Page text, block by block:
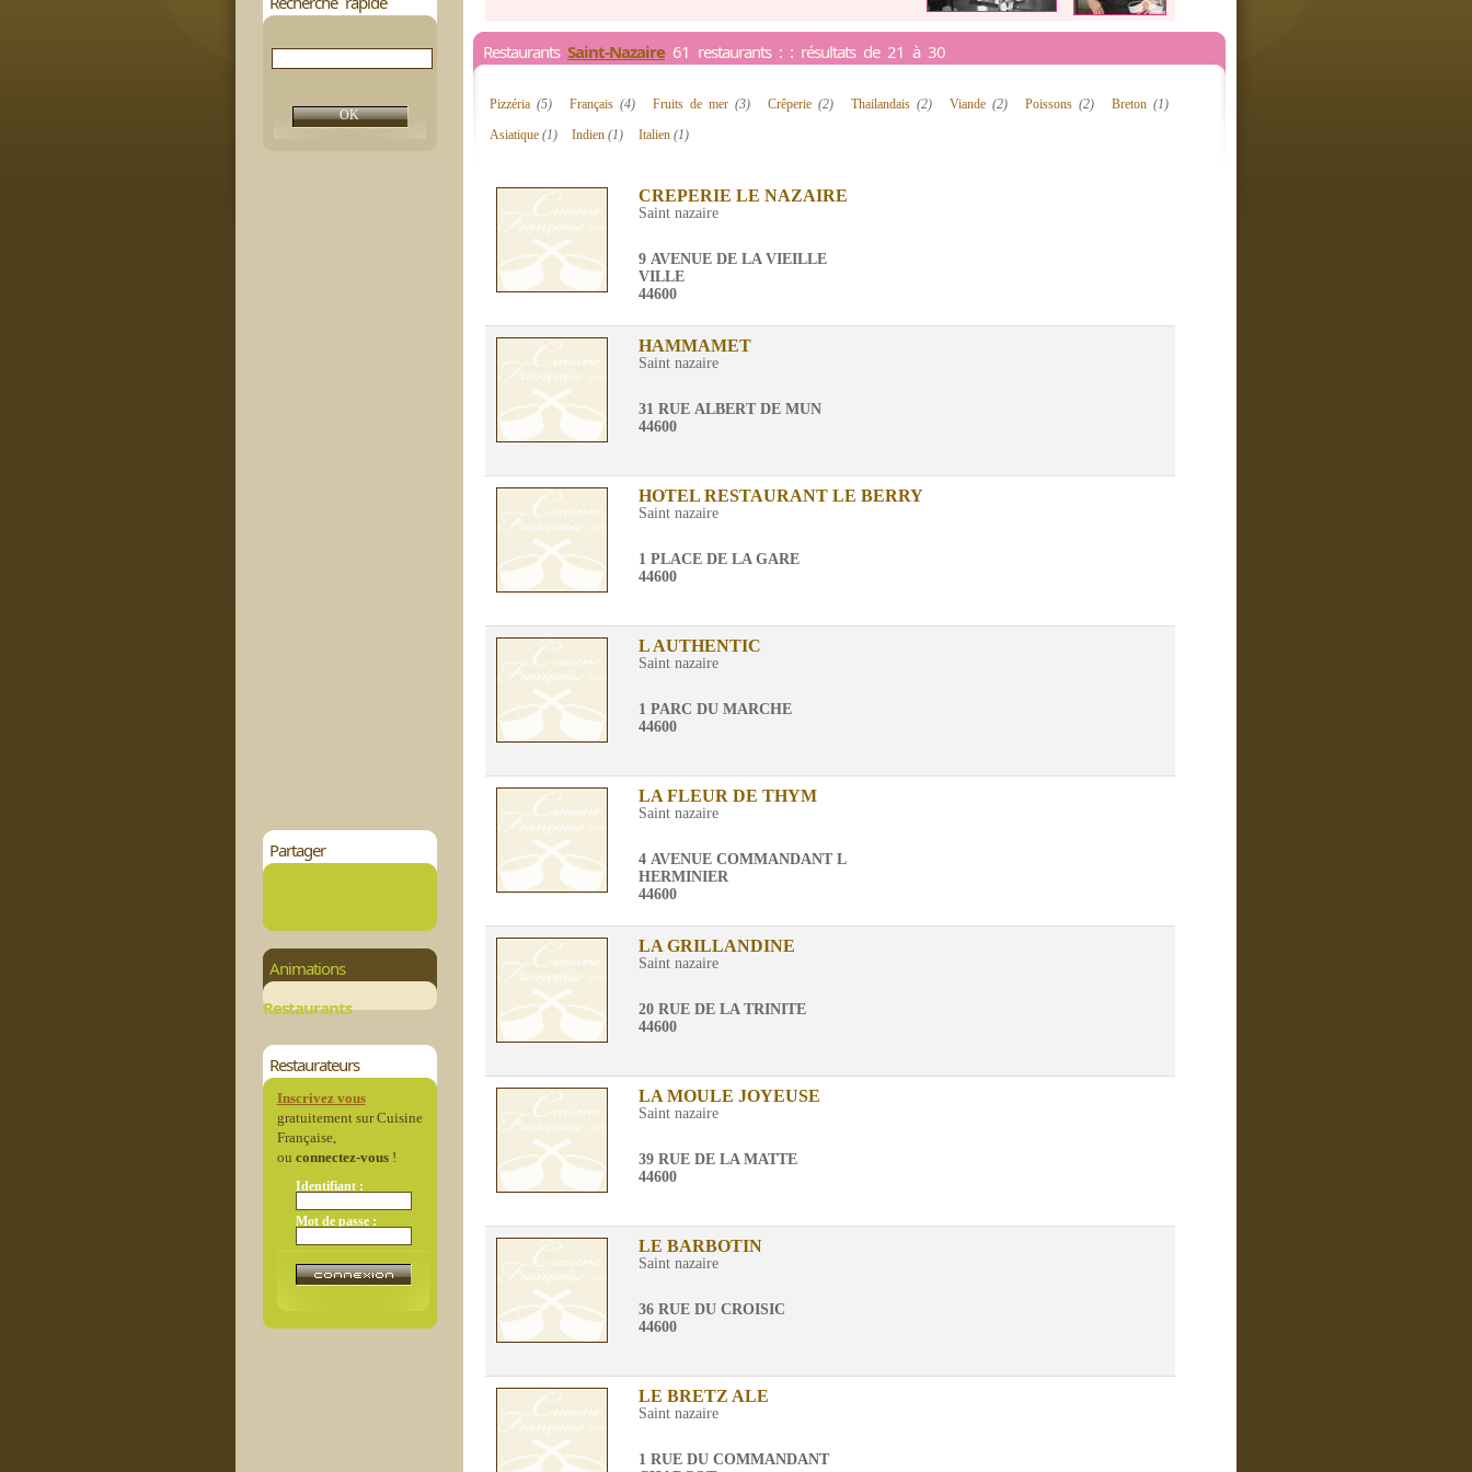
Partager
Animations
Restaurants
Restaurateurs
Inscrivez vous
gratuitement sur Cuisine
Française,
ou connectez-vous!
Identifiant :
Mot de passe :
Restaurants Saint-Nazaire61 restaurants : : résultats de 21 à 30
Pizzéria (5) Français (4) Fruits de mer (3) Crêperie (2) Thailandais (2) Viande (2) Poissons (2) Breton (1)
Asiatique (1) Indien(1) Italien (1)
CREPERIE LE NAZAIRE
Saint nazaire
9 AVENUE DE LA VIEILLE
VILLE
44600
HAMMAMET
Saint nazaire
31 RUE ALBERT DE MUN
44600
HOTEL RESTAURANT LE BERRY
Saint nazaire
1 PLACE DE LA GARE
44600
L AUTHENTIC
Saint nazaire
1 PARC DU MARCHE
44600
LA FLEUR DE THYM
Saint nazaire
4 AVENUE COMMANDANT L
HERMINIER
44600
LA GRILLANDINE
Saint nazaire
20 RUE DE LA TRINITE
44600
LA MOULE JOYEUSE
Saint nazaire
39 RUE DE LA MATTE
44600
LE BARBOTIN
Saint nazaire
36 RUE DU CROISIC
44600
LE BRETZ ALE
Saint nazaire
1 RUE DU COMMANDANT